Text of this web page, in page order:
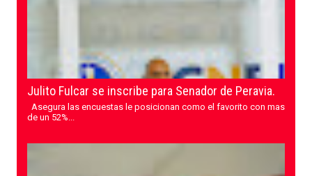
Julito Fulcar se inscribe para Senador de Peravia.
Asegura las encuestas le posicionan como el favorito con mas
de un 52%...